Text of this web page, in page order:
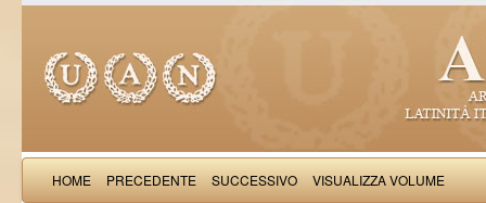
HOME PRECEDENTE SUCCESSIVO VISUALIZZA VOLUME